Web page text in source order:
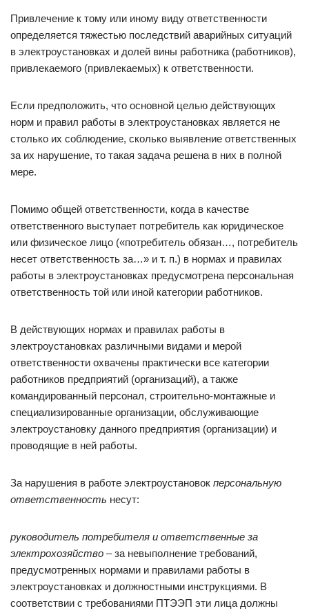
Привлечение к тому или иному виду ответственности
определяется тяжестью последствий аварийных ситуаций
в электроустановках и долей вины работника (работников),
привлекаемого (привлекаемых) к ответственности.
Если предположить, что основной целью действующих
норм и правил работы в электроустановках является не
столько их соблюдение, сколько выявление ответственных
за их нарушение, то такая задача решена в них в полной
мере.
Помимо общей ответственности, когда в качестве
ответственного выступает потребитель как юридическое
или физическое лицо («потребитель обязан…, потребитель
несет ответственность за…» и т. п.) в нормах и правилах
работы в электроустановках предусмотрена персональная
ответственность той или иной категории работников.
В действующих нормах и правилах работы в
электроустановках различными видами и мерой
ответственности охвачены практически все категории
работников предприятий (организаций), а также
командированный персонал, строительно-монтажные и
специализированные организации, обслуживающие
электроустановку данного предприятия (организации) и
проводящие в ней работы.
За нарушения в работе электроустановок персональную
ответственность несут:
руководитель потребителя и ответственные за
электрохозяйство – за невыполнение требований,
предусмотренных нормами и правилами работы в
электроустановках и должностными инструкциями. В
соответствии с требованиями ПТЭЭП эти лица должны